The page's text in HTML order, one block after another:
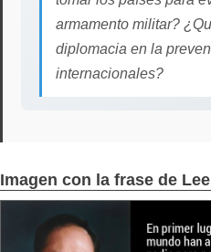
armamento militar?
diplomacia en la
internacionales?
Imagen con la frase de